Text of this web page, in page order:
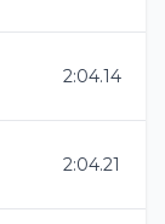
2:04.14
2:04.21